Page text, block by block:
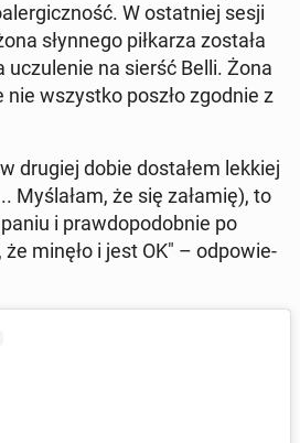
W ostat­niej sesji
słyn­ne­go pił­ka­rza została
uczu­le­nie na sierść Belli. Żona
nie wszyst­ko poszło zgodnie z
drugiej dobie do­sta­łem lekkiej
My­śla­łam, że się załamię), to
i praw­do­po­dob­nie po
minęło i jest OK" – od­po­wie­